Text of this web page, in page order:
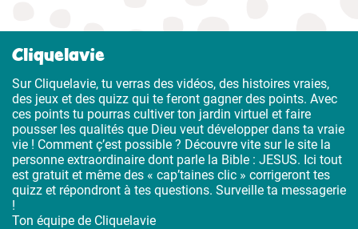
Cliquelavie
Sur Cliquelavie, tu verras des vidéos, des histoires vraies,
des jeux et des quizz qui te feront gagner des points. Avec
ces points tu pourras cultiver ton jardin virtuel et faire
pousser les qualités que Dieu veut développer dans ta vraie
vie ! Comment ç’est possible ? Découvre vite sur le site la
personne extraordinaire dont parle la Bible : JESUS. Ici tout
est gratuit et même des « cap’taines clic » corrigeront tes
quizz et répondront à tes questions. Surveille ta messagerie
!
Ton équipe de Cliquelavie